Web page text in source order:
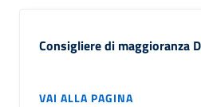
Consigliere di maggioranza
VAI ALLA PAGINA